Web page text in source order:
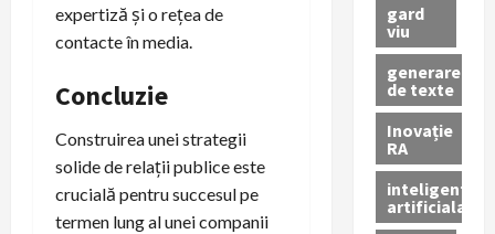
expertiză și o rețea de
contacte în media.
Concluzie
Construirea unei strategii
solide de relații publice este
crucială pentru succesul pe
termen lung al unei companii
gard
viu
generare
de texte
Inovație
RA
inteligenta
artificiala